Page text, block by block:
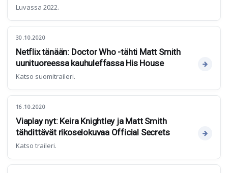
Luvassa 2022.
30.10.2020
Netflix tänään: Doctor Who -tähti Matt Smith
uunituoreessa kauhuleffassa His House
Katso suomitraileri.
16.10.2020
Viaplay nyt: Keira Knightley ja Matt Smith
tähdittävät rikoselokuvaa Official Secrets
Katso traileri.